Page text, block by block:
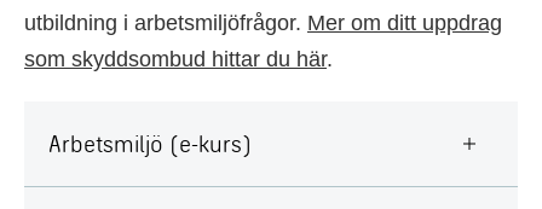
utbildning i arbetsmiljöfrågor. Mer om ditt uppdrag
som skyddsombud hittar du här.
Arbetsmiljö (e-kurs)